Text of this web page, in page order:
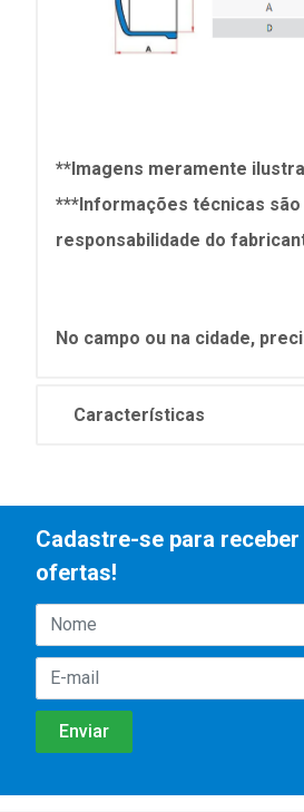
**Imagens meramente
***Informações técnicas são
responsabilidade do
No campo ou na cidade,
Características
Cadastre-se para
ofertas!